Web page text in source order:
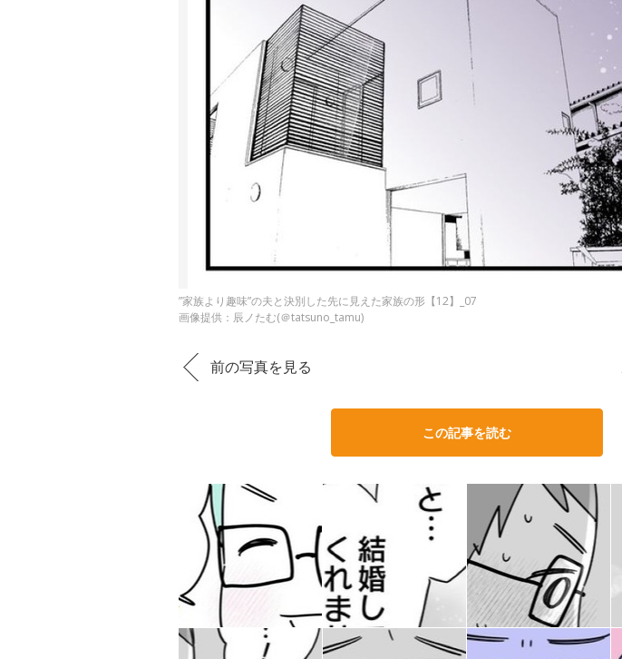
”家族より趣味”の夫と決別した先に見えた家族の形【12】_07
画像提供：辰ノたむ(＠tatsuno_tamu)
前の写真を見る
この記事を読む